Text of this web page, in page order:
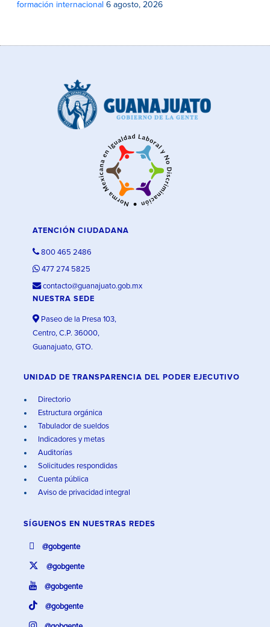
formación internacional 6 agosto, 2026
ATENCIÓN CIUDADANA
800 465 2486
477 274 5825
contacto@guanajuato.gob.mx
NUESTRA SEDE
Paseo de la Presa 103,
Centro, C.P. 36000,
Guanajuato, GTO.
UNIDAD DE TRANSPARENCIA DEL PODER EJECUTIVO
Directorio
Estructura orgánica
Tabulador de sueldos
Indicadores y metas
Auditorías
Solicitudes respondidas
Cuenta pública
Aviso de privacidad integral
SÍGUENOS EN NUESTRAS REDES
@gobgente
@gobgente
@gobgente
@gobgente